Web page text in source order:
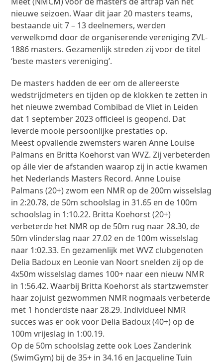
nieuwe seizoen. Waar dit jaar 20 masters teams,
bestaande uit 7 – 13 deelnemers, werden
verwelkomd door de organiserende vereniging ZVL-
1886 masters. Gezamenlijk streden zij voor de titel
‘beste masters vereniging’.
De masters hadden de eer om de allereerste
wedstrijdmeters en tijden op de klokken te zetten in
het nieuwe zwembad Combibad de Vliet in Leiden
dat 1 september 2023 officieel is geopend. Dat
leverde mooie persoonlijke prestaties op.
Meest opvallende zwemsters waren Anne Louise
Palmans en Britta Koehorst van WVZ. Zij verbeterden
op álle vier de afstanden waarop zij in actie kwamen
het Nederlands Masters Record. Anne Louise
Palmans (20+) zwom een NMR op de 200m wisselslag
in 2:20.78, de 50m schoolslag in 31.65 en de 100m
schoolslag in 1:10.22. Britta Koehorst (20+)
verbeterde het NMR op de 50m rug naar 28.30, de
50m vlinderslag naar 27.02 en de 100m wisselslag
naar 1:02.33. En gezamenlijk met WVZ clubgenoten
Delia Badoux en Leonie van Noort snelden zij op de
4x50m wisselslag dames 100+ naar een nieuw NMR
in 1:56.42. Waarbij Britta Koehorst als startzwemster
haar zojuist gezwommen NMR nogmaals verbeterde
met 1 honderdste naar 28.29. Individueel NMR
succes was er ook voor Delia Badoux (40+) op de
100m vrijeslag in 1:00.19.
Op de 50m schoolslag zette ook Loes Zanderink
(SwimGym) bij de 35+ in 34.16 en Jacqueline Tuin